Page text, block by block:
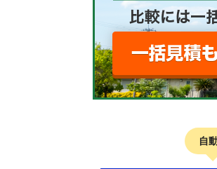
自